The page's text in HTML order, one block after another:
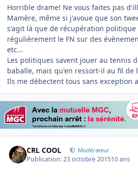
Horrible drame! Ne vous faites pas
Mamère, même si j'avoue que son
s'agit là que de récupération politique
régulièrement le FN sur des
etc...
Les politiques savent jouer au tennis
baballe, mais qu'en ressort-il au fil de
Ils me débectent tous sans exception
CRL COOL Modérateur
Publication:23 octobre 201510 ans